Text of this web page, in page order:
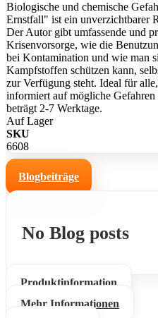
Biologische und chemische
Ernstfall" ist ein unverzichtbarer
Der Autor gibt umfassende und
Krisenvorsorge, wie die
bei Kontamination und wie man
Kampfstoffen schützen kann,
zur Verfügung steht. Ideal für
informiert auf mögliche
beträgt 2-7 Werktage.
Auf Lager
SKU
6608
Blogbeiträge
No Blog posts
Produktinformation
Mehr Informationen